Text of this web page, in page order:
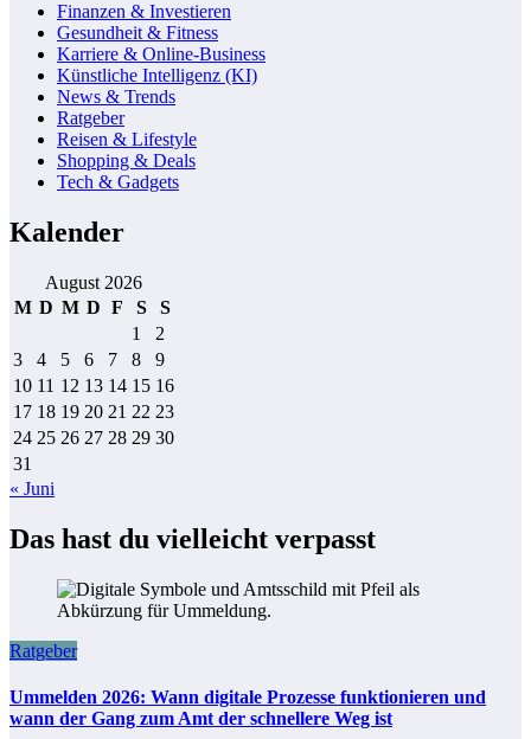
Finanzen & Investieren
Gesundheit & Fitness
Karriere & Online-Business
Künstliche Intelligenz (KI)
News & Trends
Ratgeber
Reisen & Lifestyle
Shopping & Deals
Tech & Gadgets
Kalender
August 2026
M D M D F S
S
1
2
3
4 5 6 7 8
9
10 11 12 13 14 15 16
17 18 19 20 21 22 23
24 25 26 27 28 29 30
31
« Juni
Das hast du vielleicht verpasst
Ratgeber
Ummelden 2026: Wann digitale Prozesse funktionieren und
wann der Gang zum Amt der schnellere Weg ist